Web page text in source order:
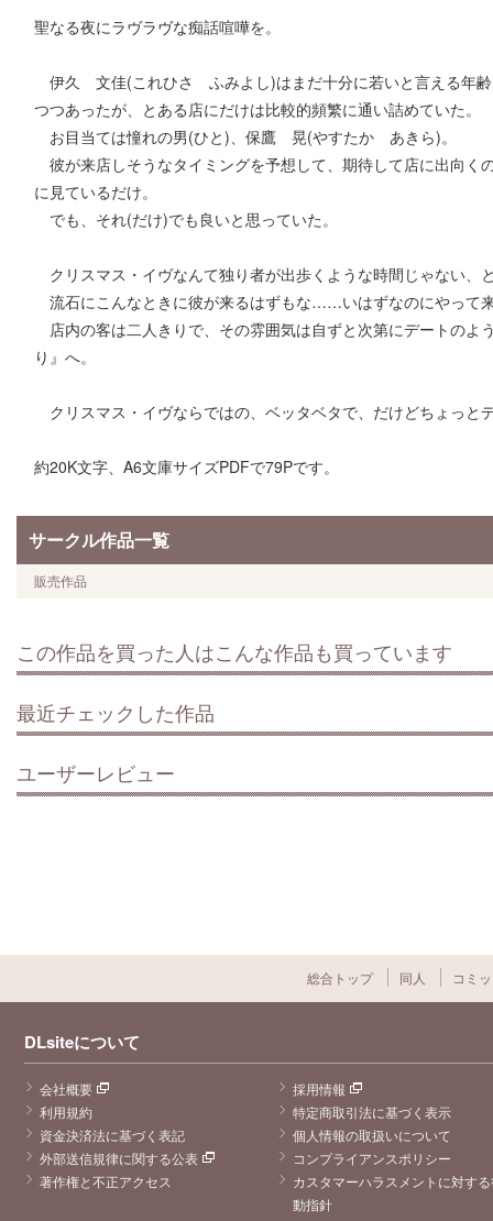
聖なる夜にラヴラヴな痴話喧嘩を。
伊久 文佳(これひさ ふみよし)はまだ十分に若いと言える年齢
つつあったが、とある店にだけは比較的頻繁に通い詰めていた。
お目当ては憧れの男(ひと)、保鷹 晃(やすたか あきら)。
彼が来店しそうなタイミングを予想して、期待して店に出向く
に見ているだけ。
でも、それ(だけ)でも良いと思っていた。
クリスマス・イヴなんて独り者が出歩くような時間じゃない、
流石にこんなときに彼が来るはずもな……いはずなのにやって
店内の客は二人きりで、その雰囲気は自ずと次第にデートのよ
り』へ。
クリスマス・イヴならではの、ベッタベタで、だけどちょっと
約20K文字、A6文庫サイズPDFで79Pです。
サークル作品一覧
販売作品
この作品を買った人はこんな作品も買っています
最近チェックした作品
ユーザーレビュー
総合トップ 同人 コミ
DLsiteについて
会社概要
採用情報
利用規約
特定商取引法に基づく表示
資金決済法に基づく表記
個人情報の取扱いについて
外部送信規律に関する公表
コンプライアンスポリシー
著作権と不正アクセス
カスタマーハラスメントに対す
動指針